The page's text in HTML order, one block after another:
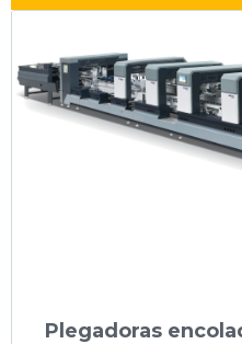
Plegadoras